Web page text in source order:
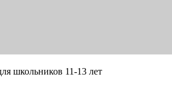
школьников 11-13 лет